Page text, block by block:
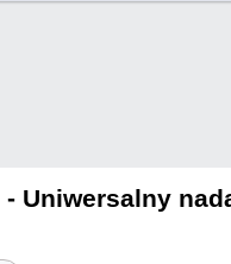
- Uniwersalny